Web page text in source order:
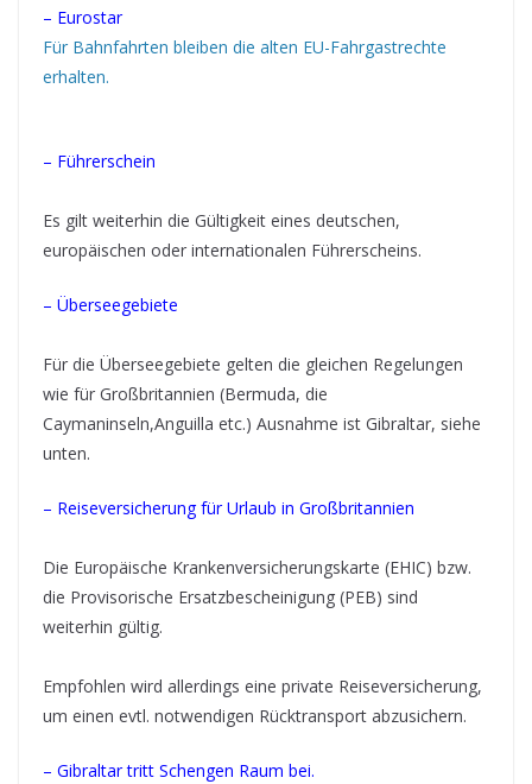
– Eurostar
Für Bahnfahrten bleiben die alten EU-Fahrgastrechte
erhalten.
– Führerschein
Es gilt weiterhin die Gültigkeit eines deutschen,
europäischen oder internationalen Führerscheins.
– Überseegebiete
Für die Überseegebiete gelten die gleichen Regelungen
wie für Großbritannien (Bermuda, die
Caymaninseln,Anguilla etc.) Ausnahme ist Gibraltar, siehe
unten.
– Reiseversicherung für Urlaub in Großbritannien
Die Europäische Krankenversicherungskarte (EHIC) bzw.
die Provisorische Ersatzbescheinigung (PEB) sind
weiterhin gültig.
Empfohlen wird allerdings eine private Reiseversicherung,
um einen evtl. notwendigen Rücktransport abzusichern.
– Gibraltar tritt Schengen Raum bei.